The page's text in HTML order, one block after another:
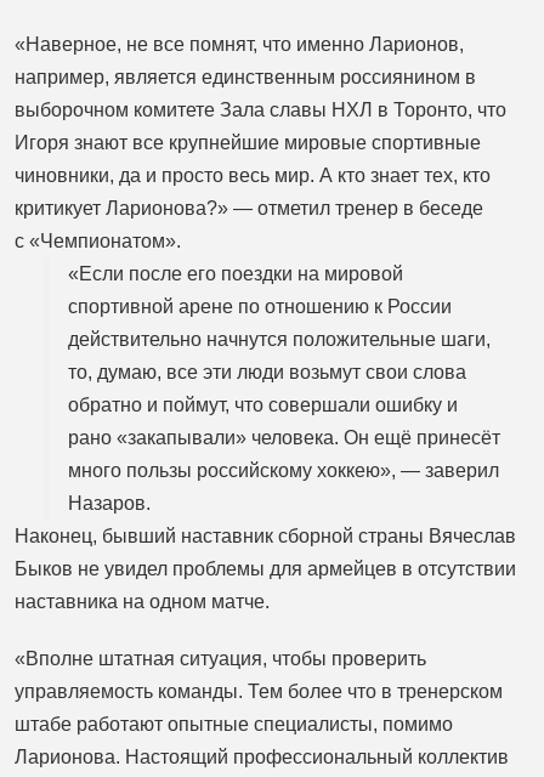
«Наверное, не все помнят, что именно Ларионов,
например, является единственным россиянином в
выборочном комитете Зала славы НХЛ в Торонто, что
Игоря знают все крупнейшие мировые спортивные
чиновники, да и просто весь мир. А кто знает тех, кто
критикует Ларионова?» — отметил тренер в беседе
с «Чемпионатом».
«Если после его поездки на мировой
спортивной арене по отношению к России
действительно начнутся положительные шаги,
то, думаю, все эти люди возьмут свои слова
обратно и поймут, что совершали ошибку и
рано «закапывали» человека. Он ещё принесёт
много пользы российскому хоккею», — заверил
Назаров.
Наконец, бывший наставник сборной страны Вячеслав
Быков не увидел проблемы для армейцев в отсутствии
наставника на одном матче.
«Вполне штатная ситуация, чтобы проверить
управляемость команды. Тем более что в тренерском
штабе работают опытные специалисты, помимо
Ларионова. Настоящий профессиональный коллектив